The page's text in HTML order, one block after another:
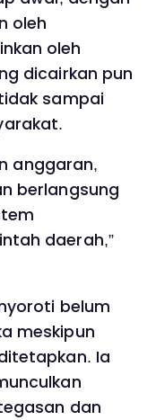
oleh
oleh
dicairkan pun
sampai
anggaran,
berlangsung
daerah,”
belum
meskipun
Ia
dan